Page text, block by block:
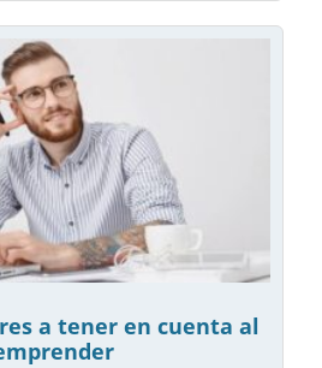
a tener en cuenta al